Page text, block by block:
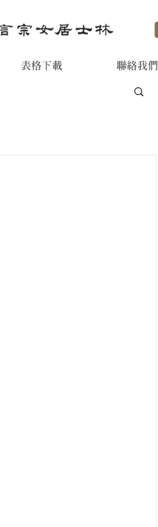
表格下載 聯絡我們